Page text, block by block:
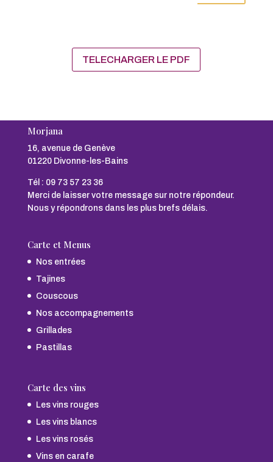
TELECHARGER LE PDF
Morjana
16, avenue de Genève
01220 Divonne-les-Bains
Tél : 09 73 57 23 36
Merci de laisser votre message sur notre répondeur.
Nous y répondrons dans les plus brefs délais.
Carte et Menus
Nos entrées
Tajines
Couscous
Nos accompagnements
Grillades
Pastillas
Carte des vins
Les vins rouges
Les vins blancs
Les vins rosés
Vins en carafe